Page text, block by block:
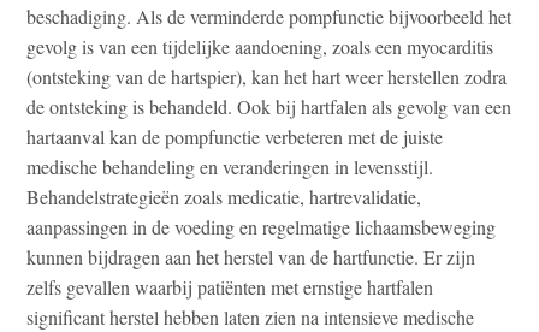
beschadiging. Als de verminderde pompfunctie bijvoorbeeld het
gevolg is van een tijdelijke aandoening, zoals een myocarditis
(ontsteking van de hartspier), kan het hart weer herstellen zodra
de ontsteking is behandeld. Ook bij hartfalen als gevolg van een
hartaanval kan de pompfunctie verbeteren met de juiste
medische behandeling en veranderingen in levensstijl.
Behandelstrategieën zoals medicatie, hartrevalidatie,
aanpassingen in de voeding en regelmatige lichaamsbeweging
kunnen bijdragen aan het herstel van de hartfunctie. Er zijn
zelfs gevallen waarbij patiënten met ernstige hartfalen
significant herstel hebben laten zien na intensieve medische